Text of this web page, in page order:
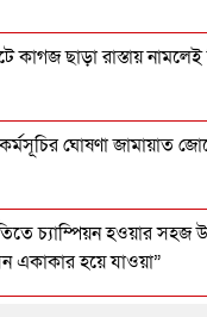
ছাত্র-জনতার বীরত্বের
জোড়া ব্রিজের পাশ
সড়ক দুর্ঘটনায় প্রাণ গেল
সঙ্গে নিয়ে জুলাই স্মৃতি
কাগজ ছাড়া রাস্তায়
ঘোষণা জামায়াত
চ্যাম্পিয়ন হওয়ার
একাকার হয়ে যাওয়া”